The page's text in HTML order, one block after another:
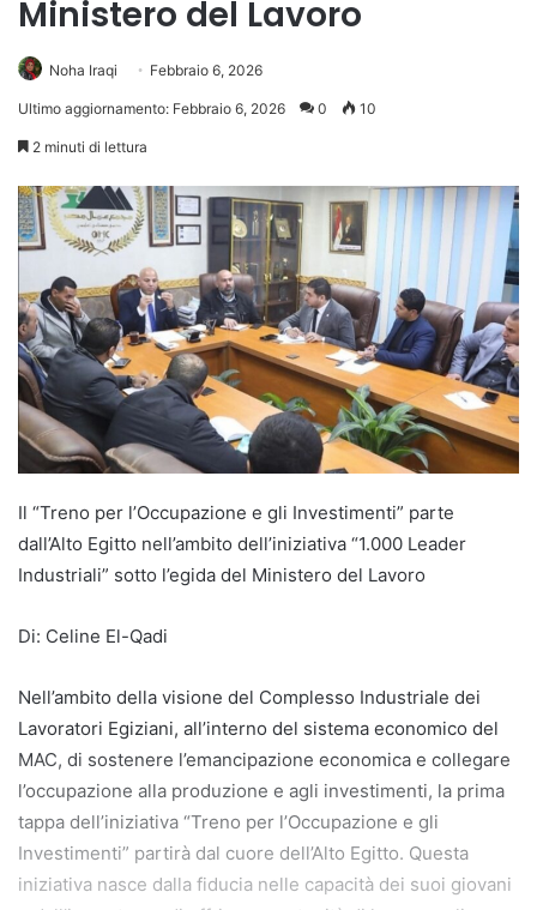
Ministero del Lavoro
Noha Iraqi Febbraio 6, 2026
Ultimo aggiornamento: Febbraio 6, 2026 0 10
2 minuti di lettura
Il “Treno per l’Occupazione e gli Investimenti” parte
dall’Alto Egitto nell’ambito dell’iniziativa “1.000 Leader
Industriali” sotto l’egida del Ministero del Lavoro
Di: Celine El-Qadi
Nell’ambito della visione del Complesso Industriale dei
Lavoratori Egiziani, all’interno del sistema economico del
MAC, di sostenere l’emancipazione economica e collegare
l’occupazione alla produzione e agli investimenti, la prima
tappa dell’iniziativa “Treno per l’Occupazione e gli
Investimenti” partirà dal cuore dell’Alto Egitto. Questa
iniziativa nasce dalla fiducia nelle capacità dei suoi giovani